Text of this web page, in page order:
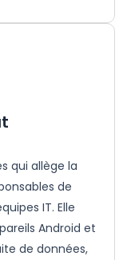
qui allège la
de
IT. Elle
Android et
de données,